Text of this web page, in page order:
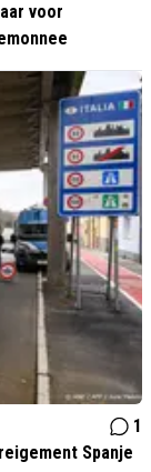
voor
1
Spanje